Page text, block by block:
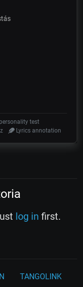
test
Lyrics annotation
log in first.
TANGOLINK